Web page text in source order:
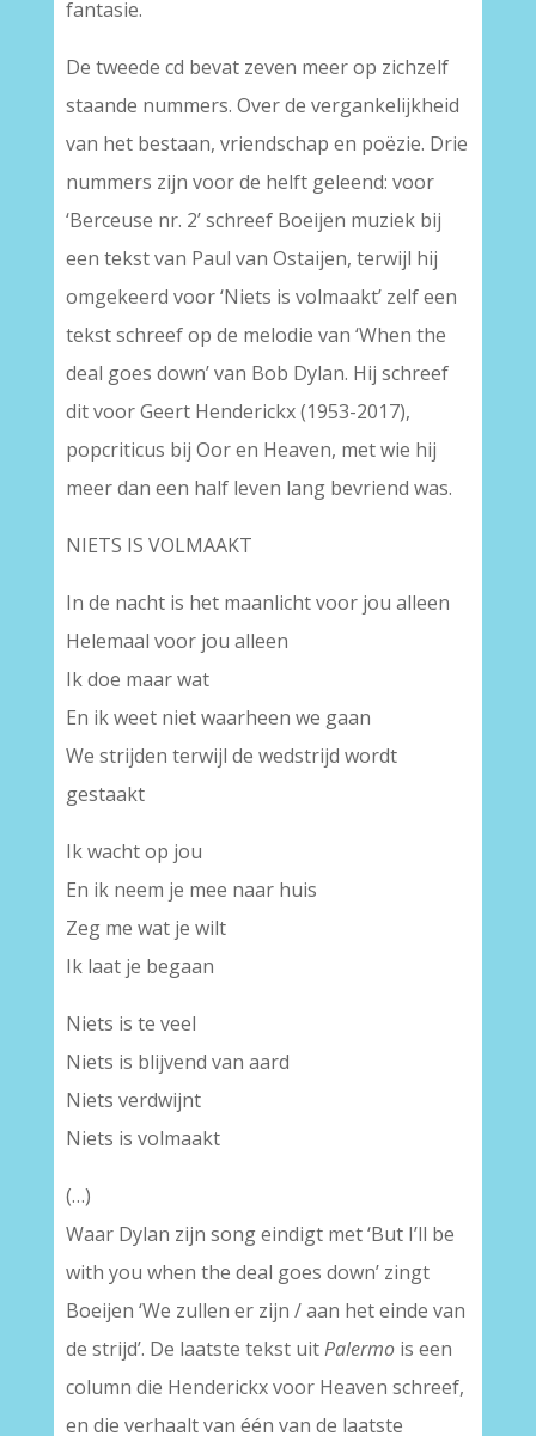
fantasie.
De tweede cd bevat zeven meer op zichzelf
staande nummers. Over de vergankelijkheid
van het bestaan, vriendschap en poëzie. Drie
nummers zijn voor de helft geleend: voor
‘Berceuse nr. 2’ schreef Boeijen muziek bij
een tekst van Paul van Ostaijen, terwijl hij
omgekeerd voor ‘Niets is volmaakt’ zelf een
tekst schreef op de melodie van ‘When the
deal goes down’ van Bob Dylan. Hij schreef
dit voor Geert Henderickx (1953-2017),
popcriticus bij Oor en Heaven, met wie hij
meer dan een half leven lang bevriend was.
NIETS IS VOLMAAKT
In de nacht is het maanlicht voor jou alleen
Helemaal voor jou alleen
Ik doe maar wat
En ik weet niet waarheen we gaan
We strijden terwijl de wedstrijd wordt
gestaakt
Ik wacht op jou
En ik neem je mee naar huis
Zeg me wat je wilt
Ik laat je begaan
Niets is te veel
Niets is blijvend van aard
Niets verdwijnt
Niets is volmaakt
(…)
Waar Dylan zijn song eindigt met ‘But I’ll be
with you when the deal goes down’ zingt
Boeijen ‘We zullen er zijn / aan het einde van
de strijd’. De laatste tekst uitPalermois een
column die Henderickx voor Heaven schreef,
en die verhaalt van één van de laatste